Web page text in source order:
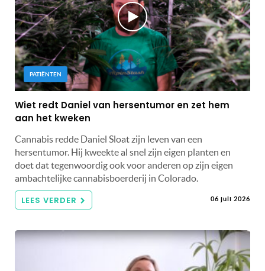
PATIËNTEN
Wiet redt Daniel van hersentumor en zet hem
aan het kweken
Cannabis redde Daniel Sloat zijn leven van een
hersentumor. Hij kweekte al snel zijn eigen planten en
doet dat tegenwoordig ook voor anderen op zijn eigen
ambachtelijke cannabisboerderij in Colorado.
LEES VERDER 06 juli 2026